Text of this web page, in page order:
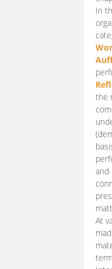
In
the
and
At